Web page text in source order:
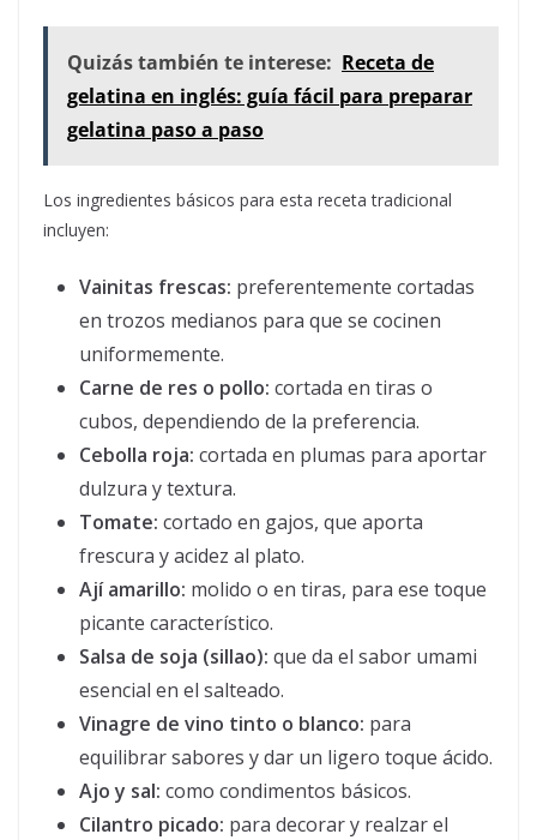
Quizás también te interese: Receta de
gelatina en inglés: guía fácil para preparar
gelatina paso a paso
Los ingredientes básicos para esta receta tradicional
incluyen:
Vainitas frescas: preferentemente cortadas
en trozos medianos para que se cocinen
uniformemente.
Carne de res o pollo: cortada en tiras o
cubos, dependiendo de la preferencia.
Cebolla roja: cortada en plumas para aportar
dulzura y textura.
Tomate: cortado en gajos, que aporta
frescura y acidez al plato.
Ají amarillo: molido o en tiras, para ese toque
picante característico.
Salsa de soja (sillao): que da el sabor umami
esencial en el salteado.
Vinagre de vino tinto o blanco: para
equilibrar sabores y dar un ligero toque ácido.
Ajo y sal: como condimentos básicos.
Cilantro picado: para decorar y realzar el